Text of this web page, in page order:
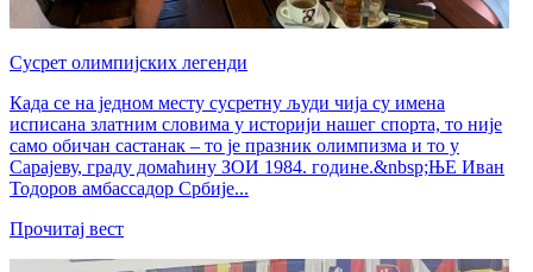
Сусрет олимпијских легенди
Када се на једном месту сусретну људи чија су имена
исписана златним словима у историји нашег спорта, то није
само обичан састанак – то је празник олимпизма и то у
Сарајеву, граду домаћину ЗОИ 1984. године.&nbsp;ЊЕ Иван
Тодоров амбассадор Србије...
Прочитај вест